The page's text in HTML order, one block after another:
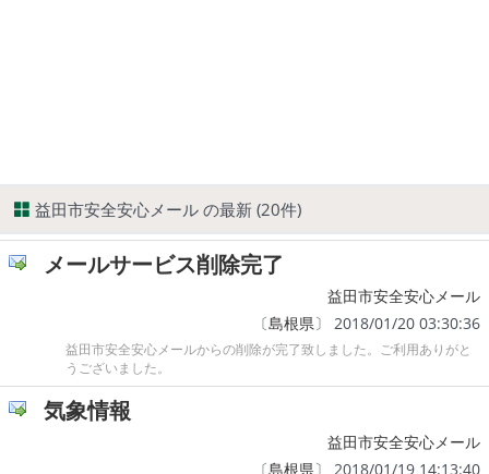
益田市安全安心メール の最新 (20件)
メールサービス削除完了
益田市安全安心メール
〔島根県〕 2018/01/20 03:30:36
益田市安全安心メールからの削除が完了致しました。ご利用ありがと
うございました。
気象情報
益田市安全安心メール
〔島根県〕 2018/01/19 14:13:40